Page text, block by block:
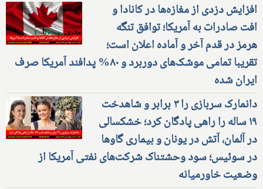
افزایش دزدی از مغازه‌ها در کانادا و
افت صادرات به آمریکا؛ توافق تنگه
هرمز در قدم آخر و آماده اعلان است؛
تقریبا تمامی موشک‌های دوربرد و ۸۰% پدافند آمریکا صرف
ایران شده
دانمارک سربازی را ۳ برابر و شاهدخت
۱۹ ساله را راهی پادگان کرد؛ خشکسالی
در آلمان، آتش در یونان و بیماری گاوها
در سوئیس؛ سود وحشتناک شرکت‌های نفتی آمریکا از
وضعیت خاورمیانه